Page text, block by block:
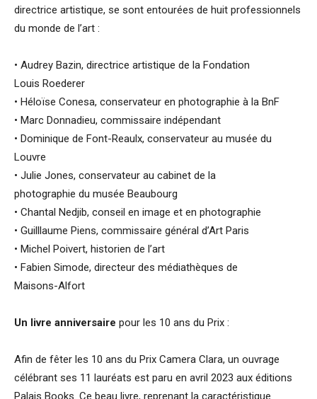
directrice artistique, se sont entourées de huit professionnels
du monde de l’art :
• Audrey Bazin, directrice artistique de la Fondation
Louis Roederer
• Héloïse Conesa, conservateur en photographie à la BnF
• Marc Donnadieu, commissaire indépendant
• Dominique de Font-Reaulx, conservateur au musée du
Louvre
• Julie Jones, conservateur au cabinet de la
photographie du musée Beaubourg
• Chantal Nedjib, conseil en image et en photographie
• Guilllaume Piens, commissaire général d’Art Paris
• Michel Poivert, historien de l’art
• Fabien Simode, directeur des médiathèques de
Maisons-Alfort
Un livre anniversaire pour les 10 ans du Prix :
Afin de fêter les 10 ans du Prix Camera Clara, un ouvrage
célébrant ses 11 lauréats est paru en avril 2023 aux éditions
Palais Books. Ce beau livre, reprenant la caractéristique